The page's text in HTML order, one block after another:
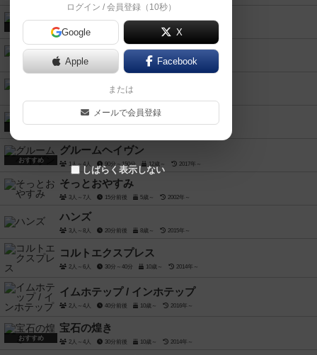
3人～5人 8歳～ 2019年～
ハックスタック
2人用 2019年～
サメポリー
おすすめ
ボルカルス
おすすめ
グルームヘイヴン
1人～4人 90分～150分 12歳～ 2017年～
そっとおやすみ
3人～7人 15分前後 5歳～ 2002年～
ハンズ
3人～8人 20分前後 8歳～ 2015年～
コルトエクスプレス
2人～6人 30分～40分 10歳～ 2014年～
イムホテップ / インホテップ
2人～4人 40分前後 10歳～ 2016年～
おすすめ
宝石の煌き
2人～4人 30分前後 10歳～ 2014年～
ログイン / 会員登録（10秒）
Google X
Apple Facebook
または
メールで会員登録
しばらく表示しない